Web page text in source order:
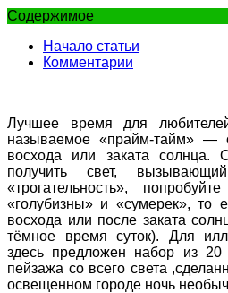
Содержимое
Начало статьи
Комментарии
Лучшее время для
называемое «прайм-тайм» —
восхода или заката солнца.
получить свет,
«трогательность»,
«голубизны» и «сумерек», то
восхода или после заката
тёмное время суток). Для
здесь предложен набор из 20
пейзажа со всего света
освещенном городе ночь